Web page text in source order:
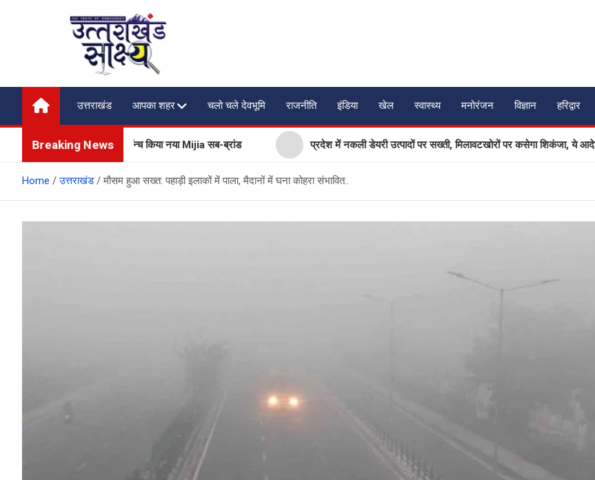
Uttarakhand Shakshya
My News Portal
उत्तराखंड
आपका शहर चलो चले देवभूमि राजनीति इंडिया खेल स्वास्थ्य मनोरंजन विज्ञान हरिद्वार
Breaking News
भी बेचेगी Xiaomi, लॉन्च किया नया Mijia सब-ब्रांड प्रदेश में नकली डेयरी उत्पादों पर सख्ती, मिलावटखोरों पर कसेगा शिकंजा, ये आदेश हुआ जारी
Home उत्तराखंड मौसम हुआ सख्त: पहाड़ी इलाकों में पाला, मैदानों में घना कोहरा संभावित..